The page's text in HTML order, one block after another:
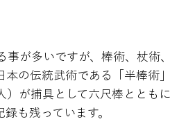
が多いですが、棒術、杖術、
の伝統武術である「半棒術」
）が捕具として六尺棒とともに
も残っています。